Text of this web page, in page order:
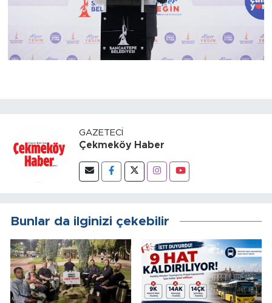
GAZETECI
Çekmeköy Haber
Bunlar da ilginizi çekebilir